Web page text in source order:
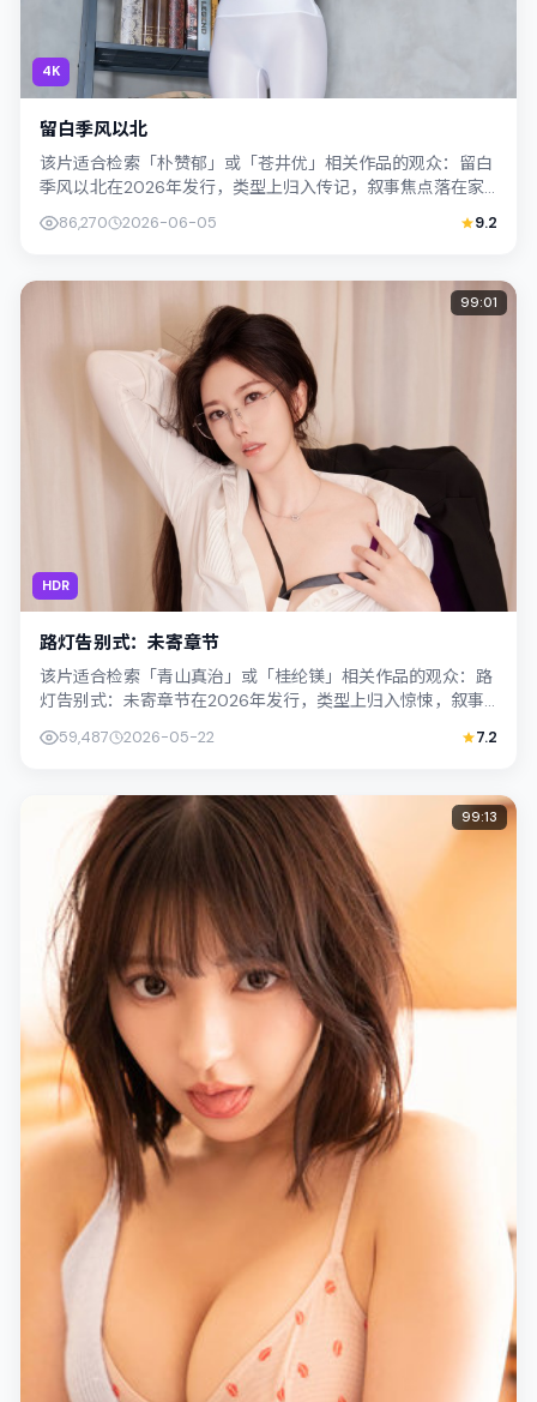
4K
留白季风以北
该片适合检索「朴赞郁」或「苍井优」相关作品的观众：留白
季风以北在2026年发行，类型上归入传记，叙事焦点落在家
庭与社会的交错地带；配角层次丰富，...
86,270 2026-06-05 9.2
HDR
99:01
路灯告别式：未寄章节
该片适合检索「青山真治」或「桂纶镁」相关作品的观众：路
灯告别式：未寄章节在2026年发行，类型上归入惊悚，叙事
59,487 2026-05-22 7.2
99:13